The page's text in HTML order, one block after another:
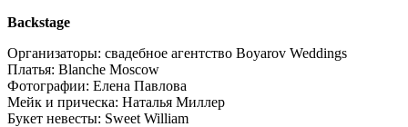
Backstage
Организаторы: свадебное агентство Boyarov Weddings
Платья: Blanche Moscow
Фотографии: Елена Павлова
Мейк и прическа: Наталья Миллер
Букет невесты: Sweet William